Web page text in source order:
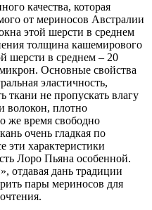
качества, которая
от мериносов Австралии
этой шерсти в среднем
толщина кашемирового
шерсти в среднем – 20
Основные свойства
эластичность,
ткани не пропускать влагу
волокон, плотно
же время свободно
очень гладкая по
эти характеристики
Лоро Пьяна особенной.
отдавая дань традиции
пары мериносов для